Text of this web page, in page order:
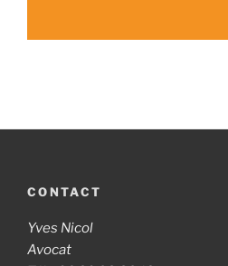
CONTACT
Yves Nicol
Avocat